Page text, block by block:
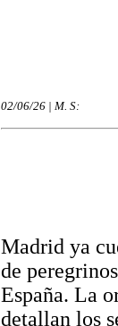
02/06/26 | M. S:
Madrid ya
de
España. La
detallan los